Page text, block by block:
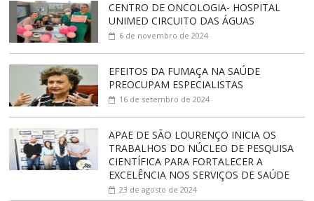
CENTRO DE ONCOLOGIA- HOSPITAL
UNIMED CIRCUITO DAS ÁGUAS
6 de novembro de 2024
EFEITOS DA FUMAÇA NA SAÚDE
PREOCUPAM ESPECIALISTAS
16 de setembro de 2024
APAE DE SÃO LOURENÇO INICIA OS
TRABALHOS DO NÚCLEO DE PESQUISA
CIENTÍFICA PARA FORTALECER A
EXCELÊNCIA NOS SERVIÇOS DE SAÚDE
23 de agosto de 2024